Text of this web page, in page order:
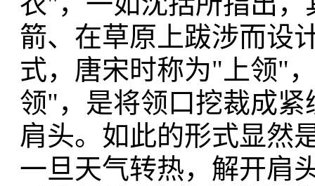
箭、在草原上跋涉而设
式，唐宋时称为"上领"
领"，是将领口挖裁成
肩头。如此的形式显然
一旦天气转热，解开肩